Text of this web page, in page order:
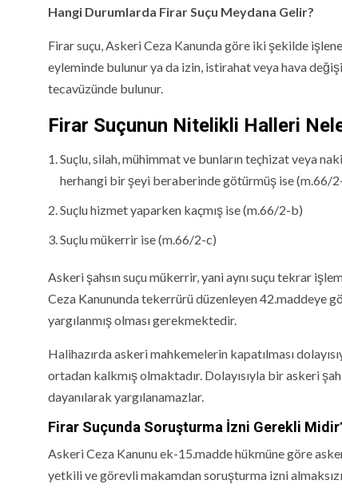
Hangi Durumlarda Firar Suçu Meydana Gelir?
Firar suçu, Askeri Ceza Kanunda göre iki şekilde
eyleminde bulunur ya da izin, istirahat veya hava
tecavüzünde bulunur.
Firar Suçunun Nitelikli Halleri
Suçlu, silah, mühimmat ve bunların teçhizat veya
herhangi bir şeyi beraberinde götürmüş ise (m.66/
Suçlu hizmet yaparken kaçmış ise (m.66/2-b)
Suçlu mükerrir ise (m.66/2-c)
Askeri şahsın suçu mükerrir, yani aynı suçu tekrar
Ceza Kanununda tekerrürü düzenleyen 42.maddeye
yargılanmış olması gerekmektedir.
Halihazırda askeri mahkemelerin kapatılması
ortadan kalkmış olmaktadır. Dolayısıyla bir askeri
dayanılarak yargılanamazlar.
Firar Suçunda Soruşturma İzni Gerekli
Askeri Ceza Kanunu ek-15.madde hükmüne göre
yetkili ve görevli makamdan soruşturma izni